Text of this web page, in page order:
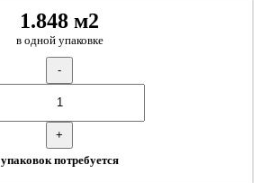
1.848 м2
в одной упаковке
-
+
упаковок потребуется